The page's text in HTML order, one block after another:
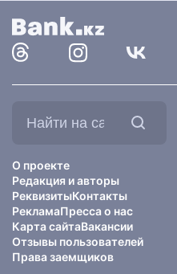
О проекте
Редакция и авторы
РеквизитыКонтакты
РекламаПресса о нас
Карта сайтаВакансии
Отзывы пользователей
Права заемщиков